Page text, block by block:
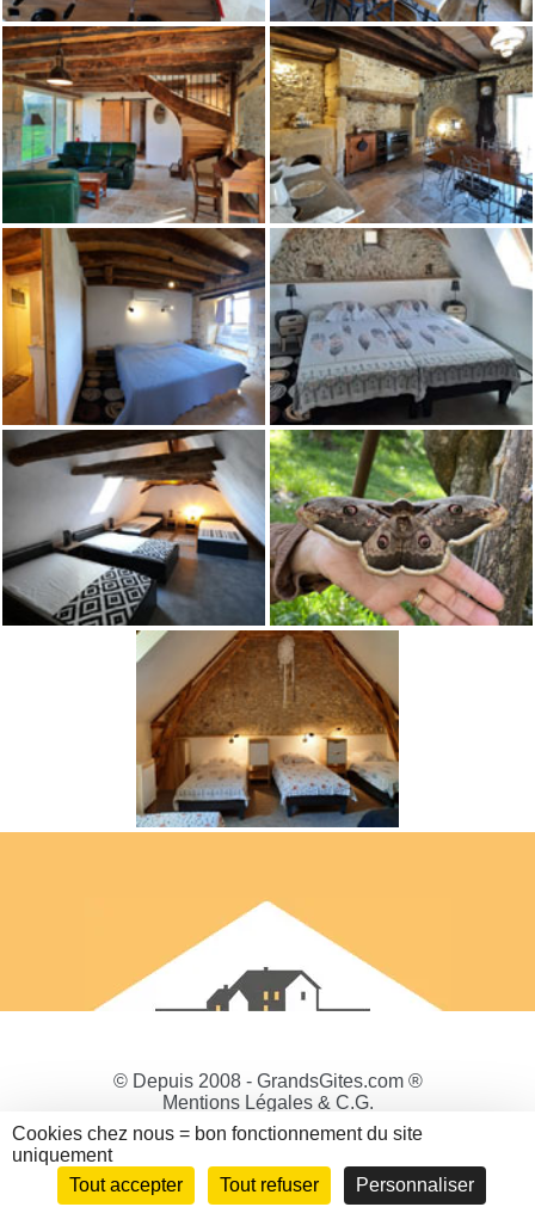
© Depuis 2008 - GrandsGites.com ®
Mentions Légales & C.G.
Politique de Confidentialité
Gestion des cookies
Cookies chez nous = bon fonctionnement du site
uniquement
Tout accepter
Tout refuser Personnaliser